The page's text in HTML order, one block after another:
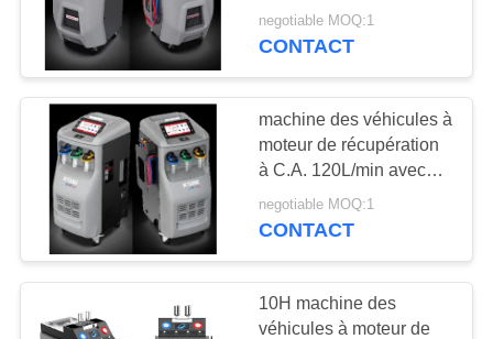
Machine de
générateur de
l'ozone
avec l'écran tactile pour
134a
negotiable MOQ:1
CONTACT
machine des véhicules à
moteur de récupération
à C.A. 120L/min avec
l'imprimante UV 1234yf
de fuite
negotiable MOQ:1
CONTACT
10H machine des
véhicules à moteur de